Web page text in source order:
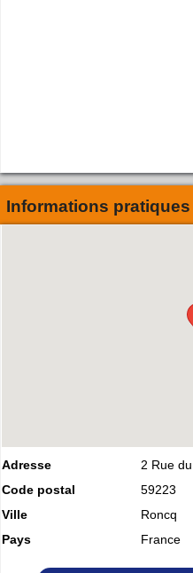
Informations
Adresse
2 Rue
Code postal
59223
Ville
Roncq
Pays
France